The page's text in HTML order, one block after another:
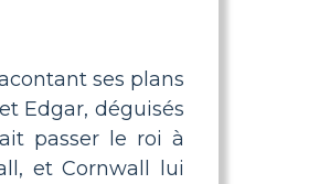
ses plans
Edgar, déguisés
passer le roi à
et Cornwall lui